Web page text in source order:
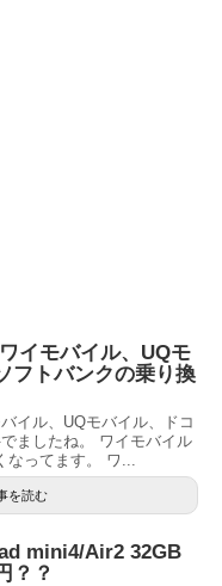
イモバイル、UQモ
フトバンクの乗り換
イル、UQモバイル、ドコ
ましたね。 ワイモバイル
なってます。 ワ...
を読む
mini4/Air2 32GB
？？